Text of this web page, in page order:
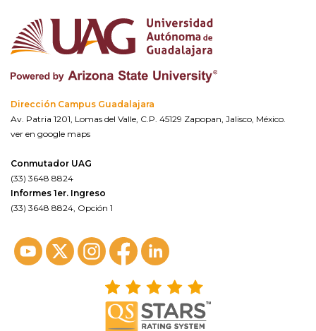
Dirección Campus Guadalajara
Av. Patria 1201, Lomas del Valle, C.P. 45129 Zapopan, Jalisco, México.
ver en google maps
Conmutador UAG
(33) 3648 8824
Informes 1er. Ingreso
(33) 3648 8824, Opción 1